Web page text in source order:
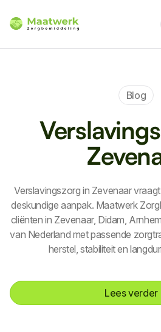
Blog
Verslavingszorg in Zevenaar
deskundige aanpak. Maatwerk
cliënten in Zevenaar, Didam,
van Nederland met passende
herstel, stabiliteit en
Lees verder